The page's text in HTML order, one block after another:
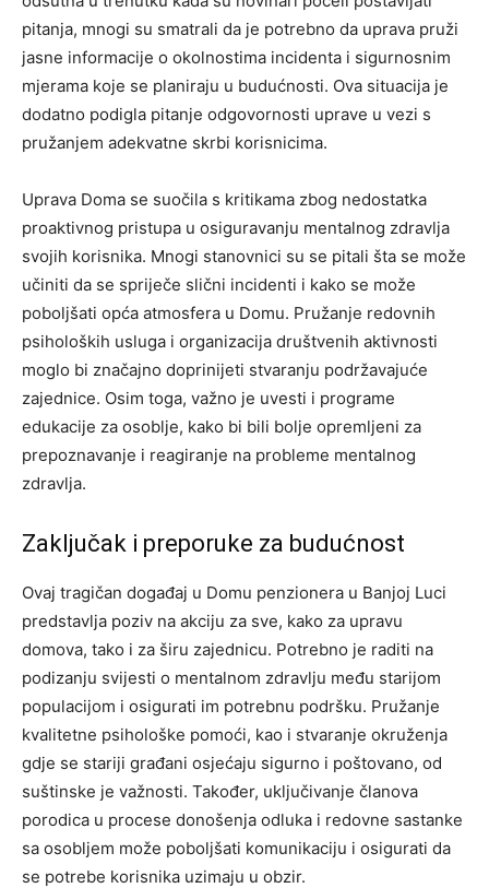
pitanja, mnogi su smatrali da je potrebno da uprava pruži
jasne informacije o okolnostima incidenta i sigurnosnim
mjerama koje se planiraju u budućnosti. Ova situacija je
dodatno podigla pitanje odgovornosti uprave u vezi s
pružanjem adekvatne skrbi korisnicima.
Uprava Doma se suočila s kritikama zbog nedostatka
proaktivnog pristupa u osiguravanju mentalnog zdravlja
svojih korisnika. Mnogi stanovnici su se pitali šta se može
učiniti da se spriječe slični incidenti i kako se može
poboljšati opća atmosfera u Domu. Pružanje redovnih
psiholoških usluga i organizacija društvenih aktivnosti
moglo bi značajno doprinijeti stvaranju podržavajuće
zajednice. Osim toga, važno je uvesti i programe
edukacije za osoblje, kako bi bili bolje opremljeni za
prepoznavanje i reagiranje na probleme mentalnog
zdravlja.
Zaključak i preporuke za budućnost
Ovaj tragičan događaj u Domu penzionera u Banjoj Luci
predstavlja poziv na akciju za sve, kako za upravu
domova, tako i za širu zajednicu. Potrebno je raditi na
podizanju svijesti o mentalnom zdravlju među starijom
populacijom i osigurati im potrebnu podršku. Pružanje
kvalitetne psihološke pomoći, kao i stvaranje okruženja
gdje se stariji građani osjećaju sigurno i poštovano, od
suštinske je važnosti. Također, uključivanje članova
porodica u procese donošenja odluka i redovne sastanke
sa osobljem može poboljšati komunikaciju i osigurati da
se potrebe korisnika uzimaju u obzir.